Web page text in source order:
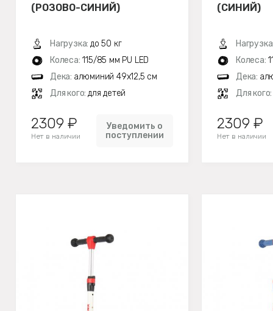
(РОЗОВО-СИНИЙ)
Нагрузка: до 50 кг
Колеса: 115/85 мм PU LED
Дека: алюминий 49х12,5 см
Для кого: для детей
2309 ₽
Нет в наличии
Уведомить о
поступлении
(СИНИЙ)
Колеса:
Дека:
Для кого:
2309 ₽
Нет в наличии